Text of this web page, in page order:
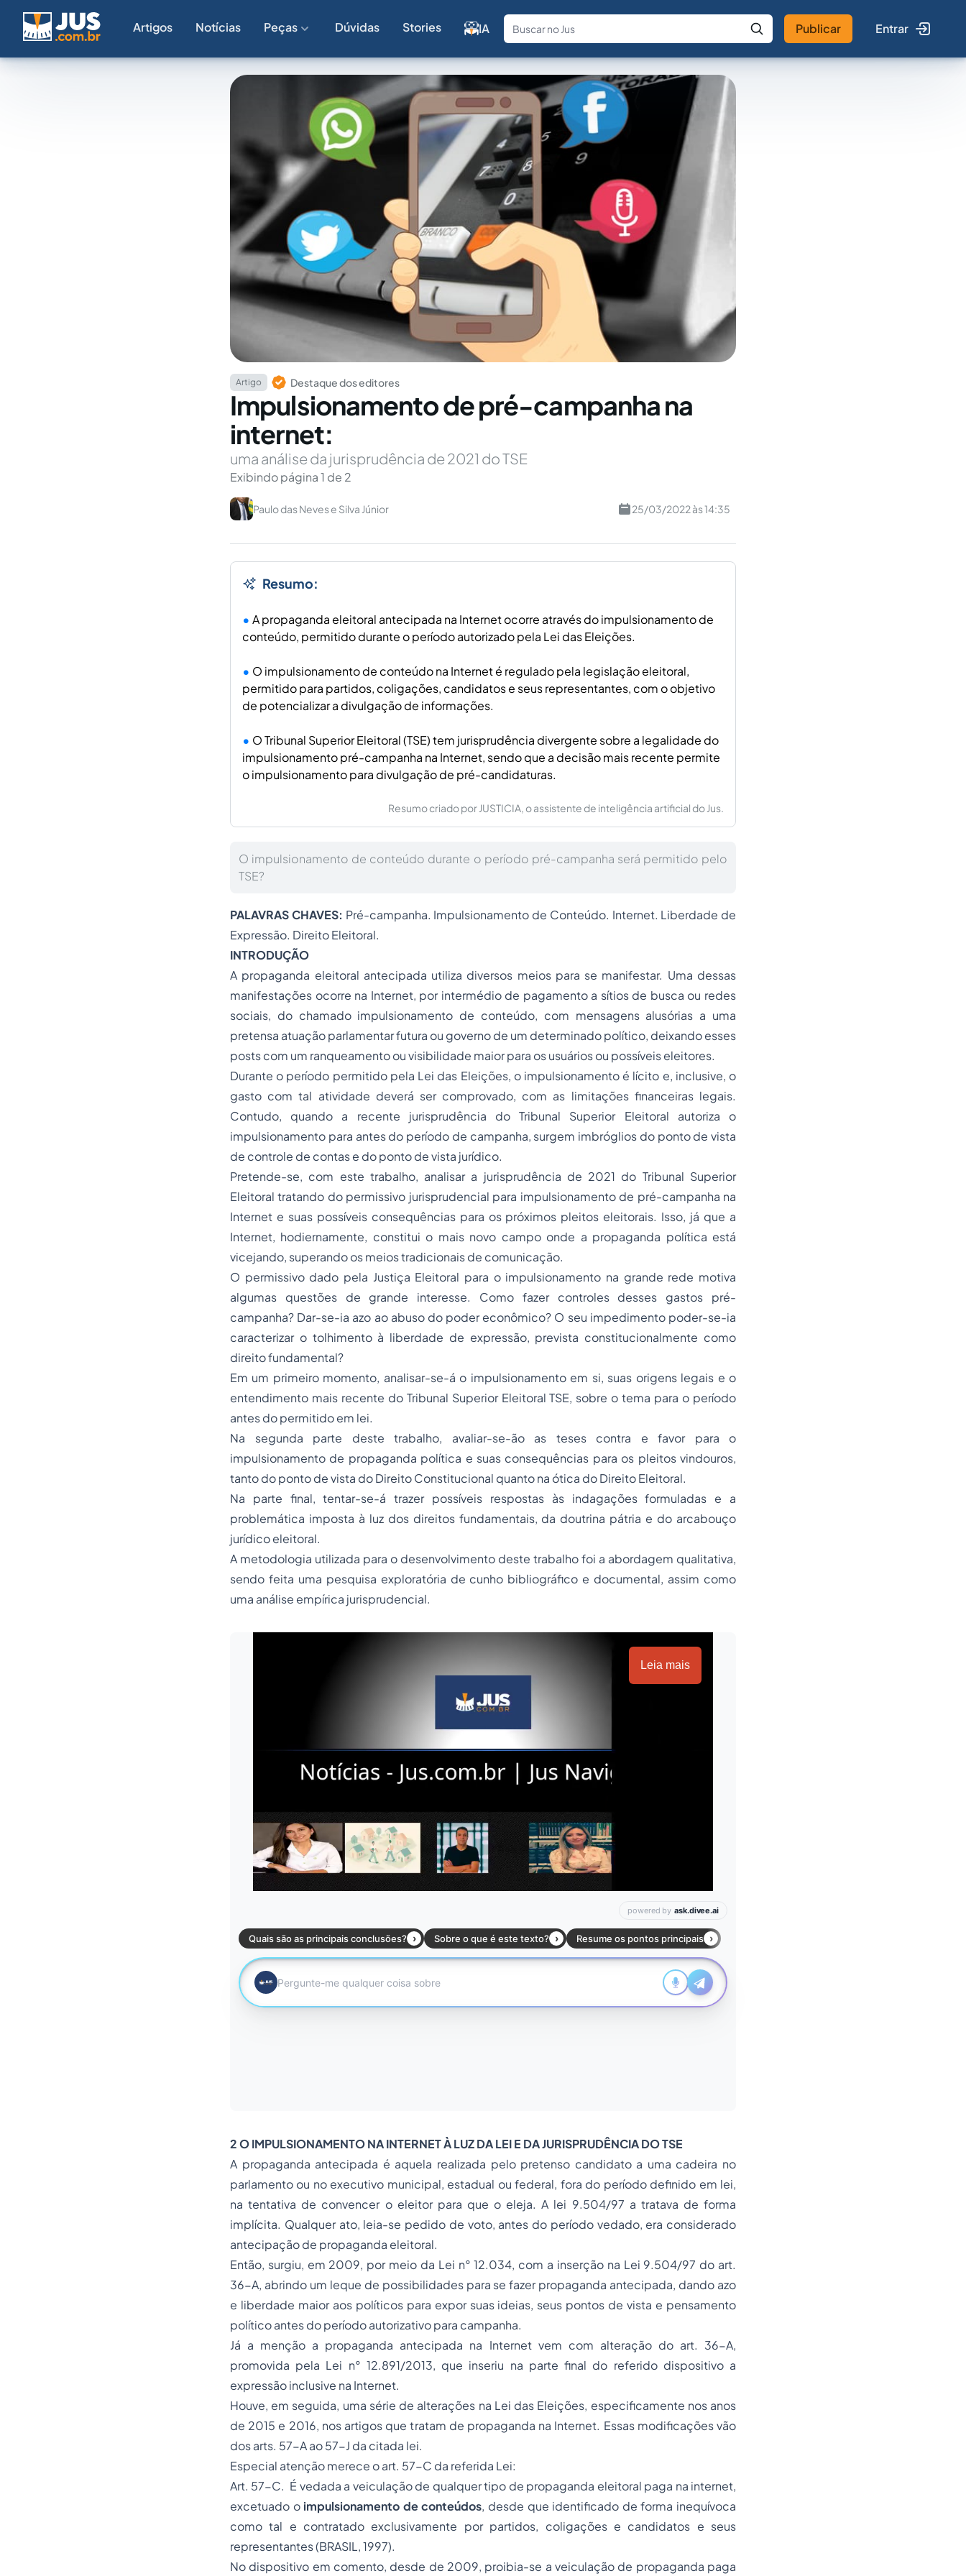
Artigos Notícias Peças Dúvidas Stories IA
Fale com a IA Buscar no Jus
Publicar Entrar
Artigo Destaque dos editores
Impulsionamento de pré-campanha na
internet:
uma análise da jurisprudência de 2021 do TSE
Exibindo página 1 de 2
Paulo das Neves e Silva Júnior 25/03/2022 às 14:35
Resumo:
A propaganda eleitoral antecipada na Internet ocorre através do impulsionamento de
conteúdo, permitido durante o período autorizado pela Lei das Eleições.
O impulsionamento de conteúdo na Internet é regulado pela legislação eleitoral,
permitido para partidos, coligações, candidatos e seus representantes, com o objetivo
de potencializar a divulgação de informações.
O Tribunal Superior Eleitoral (TSE) tem jurisprudência divergente sobre a legalidade do
impulsionamento pré-campanha na Internet, sendo que a decisão mais recente permite
o impulsionamento para divulgação de pré-candidaturas.
Resumo criado por JUSTICIA, o assistente de inteligência artificial do Jus.
O impulsionamento de conteúdo durante o período pré-campanha será permitido pelo
TSE?
PALAVRAS CHAVES: Pré-campanha. Impulsionamento de Conteúdo. Internet. Liberdade de
Expressão. Direito Eleitoral.
INTRODUÇÃO
A propaganda eleitoral antecipada utiliza diversos meios para se manifestar. Uma dessas
manifestações ocorre na Internet, por intermédio de pagamento a sítios de busca ou redes
sociais, do chamado impulsionamento de conteúdo, com mensagens alusórias a uma
pretensa atuação parlamentar futura ou governo de um determinado político, deixando esses
postscom um ranqueamento ou visibilidade maior para os usuários ou possíveis eleitores.
Durante o período permitido pela Lei das Eleições, o impulsionamento é lícito e, inclusive, o
gasto com tal atividade deverá ser comprovado, com as limitações financeiras legais.
Contudo, quando a recente jurisprudência do Tribunal Superior Eleitoral autoriza o
impulsionamento para antes do período de campanha, surgem imbróglios do ponto de vista
de controle de contas e do ponto de vista jurídico.
Pretende-se, com este trabalho, analisar a jurisprudência de 2021 do Tribunal Superior
Eleitoral tratando do permissivo jurisprudencial para impulsionamento de pré-campanha na
Internet e suas possíveis consequências para os próximos pleitos eleitorais. Isso, já que a
Internet, hodiernamente, constitui o mais novo campo onde a propaganda política está
vicejando, superando os meios tradicionais de comunicação.
O permissivo dado pela Justiça Eleitoral para o impulsionamento na grande rede motiva
algumas questões de grande interesse. Como fazer controles desses gastos pré-
campanha? Dar-se-ia azo ao abuso do poder econômico? O seu impedimento poder-se-ia
caracterizar o tolhimento à liberdade de expressão, prevista constitucionalmente como
direito fundamental?
Em um primeiro momento, analisar-se-á o impulsionamento em si, suas origens legais e o
entendimento mais recente do Tribunal Superior Eleitoral TSE, sobre o tema para o período
antes do permitido em lei.
Na segunda parte deste trabalho, avaliar-se-ão as teses contra e favor para o
impulsionamento de propaganda política e suas consequências para os pleitos vindouros,
tanto do ponto de vista do Direito Constitucional quanto na ótica do Direito Eleitoral.
Na parte final, tentar-se-á trazer possíveis respostas às indagações formuladas e a
problemática imposta à luz dos direitos fundamentais, da doutrina pátria e do arcabouço
jurídico eleitoral.
A metodologia utilizada para o desenvolvimento deste trabalho foi a abordagem qualitativa,
sendo feita uma pesquisa exploratória de cunho bibliográfico e documental, assim como
uma análise empírica jurisprudencial.
Leia mais
2 O IMPULSIONAMENTO NA INTERNET À LUZ DA LEI E DA JURISPRUDÊNCIA DO TSE
A propaganda antecipada é aquela realizada pelo pretenso candidato a uma cadeira no
parlamento ou no executivo municipal, estadual ou federal, fora do período definido em lei,
na tentativa de convencer o eleitor para que o eleja. A lei 9.504/97 a tratava de forma
implícita. Qualquer ato, leia-se pedido de voto, antes do período vedado, era considerado
antecipação de propaganda eleitoral.
Então, surgiu, em 2009, por meio da Lei n° 12.034, com a inserção na Lei 9.504/97 do art.
36-A, abrindo um leque de possibilidades para se fazer propaganda antecipada, dando azo
e liberdade maior aos políticos para expor suas ideias, seus pontos de vista e pensamento
político antes do período autorizativo para campanha.
Já a menção a propaganda antecipada na Internet vem com alteração do art. 36-A,
promovida pela Lei n° 12.891/2013, que inseriu na parte final do referido dispositivo a
expressão inclusive na Internet.
Houve, em seguida, uma série de alterações na Lei das Eleições, especificamente nos anos
de 2015 e 2016, nos artigos que tratam de propaganda na Internet. Essas modificações vão
dos arts. 57-A ao 57-J da citada lei.
Especial atenção merece o art. 57-C da referida Lei:
Art. 57-C. É vedada a veiculação de qualquer tipo de propaganda eleitoral paga na internet,
excetuado o impulsionamento de conteúdos, desde que identificado de forma inequívoca
como tal e contratado exclusivamente por partidos, coligações e candidatos e seus
representantes (BRASIL, 1997).
No dispositivo em comento, desde de 2009, proibia-se a veiculação de propaganda paga